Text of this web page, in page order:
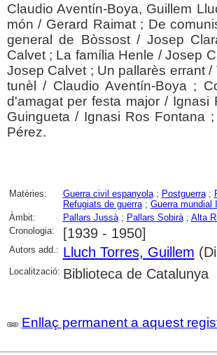
Claudio Aventín-Boya, Guillem
món / Gerard Raimat ; De
general de Bòssost / Josep
Calvet ; La família Henle / Josep
Josep Calvet ; Un pallarès errant
tunèl / Claudio Aventín-Boya ;
d'amagat per festa major /
Guingueta / Ignasi Ros Fontana
Pérez.
Matèries: Guerra civil espanyola; Postguerra;
Refugiats de guerra; Guerra mundial
Àmbit:
Pallars Jussà; Pallars Sobirà; Alta
Cronologia:
[1939 - 1950]
Autors add.: Lluch Torres, Guillem
Localització: Biblioteca de Catalunya
Enllaç permanent a aquest